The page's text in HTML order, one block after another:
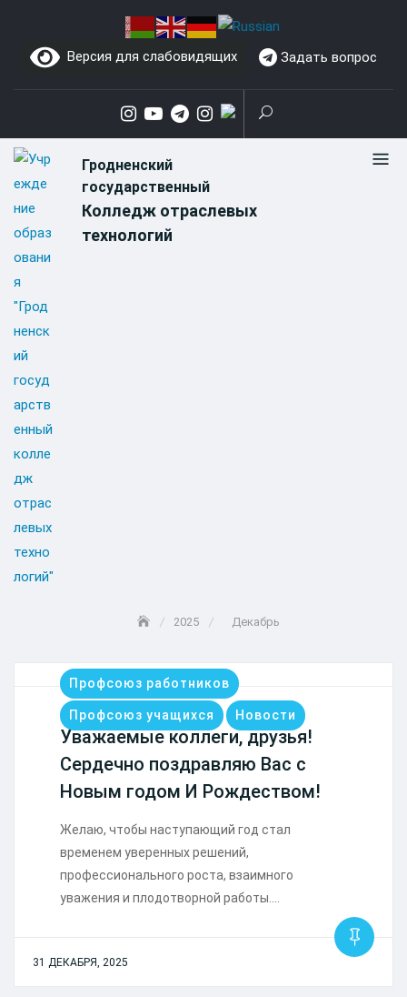
content
Версия для слабовидящих Задать вопрос
Гродненский
государственный
Колледж отраслевых
технологий
2025 Декабрь
Профсоюз работников
Профсоюз учащихся Новости
Уважаемые коллеги, друзья!
Сердечно поздравляю Вас с
Новым годом И Рождеством!
Желаю, чтобы наступающий год стал
временем уверенных решений,
профессионального роста, взаимного
уважения и плодотворной работы.…
31 ДЕКАБРЯ, 2025